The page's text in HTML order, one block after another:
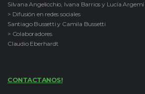
Silvana Angelicchio, Ivana Barrios y Lucía Argemi
> Difusión en redes sociales
Santiago Bussetti y Camila Bussetti
> Colaboradores
Claudio Eberhardt
CONTACTANOS!